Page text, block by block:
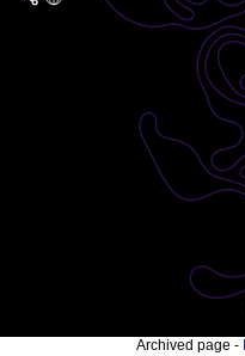
Archived page -